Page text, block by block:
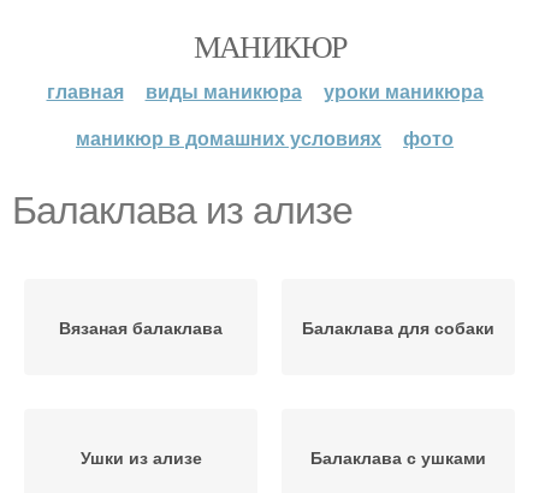
МАНИКЮР
главная виды маникюра
уроки маникюра
маникюр в домашних условиях
фото
Балаклава из ализе
Вязаная балаклава Балаклава для собаки
Ушки из ализе Балаклава с ушками